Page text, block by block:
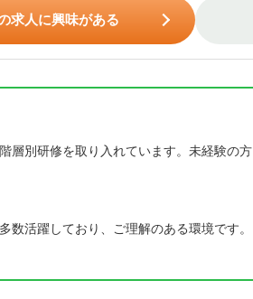
求人に興味がある
層別研修を取り入れています。未経験の方
活躍しており、ご理解のある環境です。